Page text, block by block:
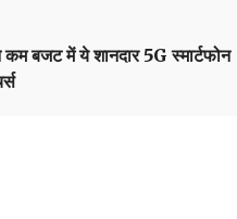
बजट में ये शानदार 5G स्मार्टफोन